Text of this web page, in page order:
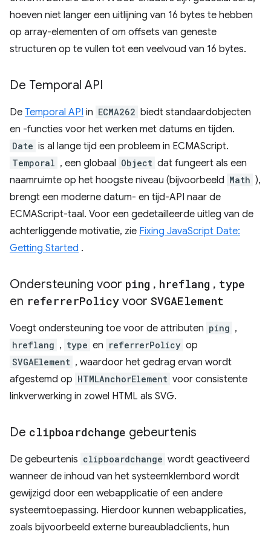
hoeven niet langer een uitlijning van 16 bytes te hebben
op array-elementen of om offsets van geneste
structuren op te vullen tot een veelvoud van 16 bytes.
De Temporal API
De Temporal API in ECMA262 biedt standaardobjecten
en -functies voor het werken met datums en tijden.
Date is al lange tijd een probleem in ECMAScript.
Temporal , een globaal Object dat fungeert als een
naamruimte op het hoogste niveau (bijvoorbeeld Math ),
brengt een moderne datum- en tijd-API naar de
ECMAScript-taal. Voor een gedetailleerde uitleg van de
achterliggende motivatie, zie Fixing JavaScript Date:
Getting Started .
Ondersteuning voor ping , hreflang , type
en referrerPolicy voor SVGAElement
Voegt ondersteuning toe voor de attributen ping ,
hreflang , type en referrerPolicy op
SVGAElement , waardoor het gedrag ervan wordt
afgestemd op HTMLAnchorElement voor consistente
linkverwerking in zowel HTML als SVG.
De clipboardchange gebeurtenis
De gebeurtenis clipboardchange wordt geactiveerd
wanneer de inhoud van het systeemklembord wordt
gewijzigd door een webapplicatie of een andere
systeemtoepassing. Hierdoor kunnen webapplicaties,
zoals bijvoorbeeld externe bureaubladclients, hun